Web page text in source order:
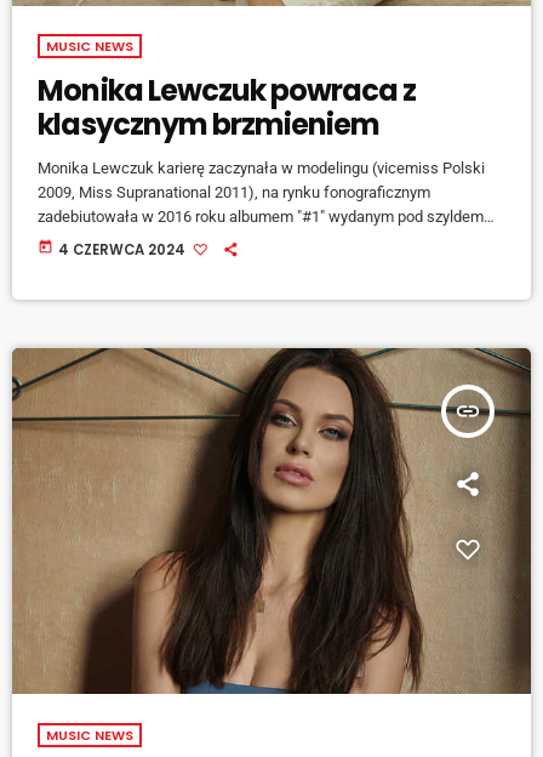
MUSIC NEWS
Monika Lewczuk powraca z
klasycznym brzmieniem
Monika Lewczuk karierę zaczynała w modelingu (vicemiss Polski
2009, Miss Supranational 2011), na rynku fonograficznym
zadebiutowała w 2016 roku albumem "#1" wydanym pod szyldem
wytwórni Universal Music Polska. Jej piosenki "Tamtam", "Zabiorę
today 4 CZERWCA 2024
insert_link
MUSIC NEWS